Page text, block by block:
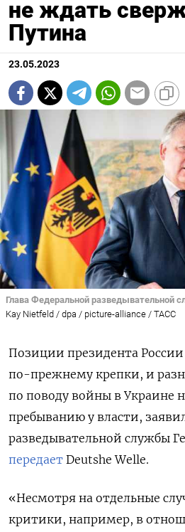
не ждать
Путина
23.05.2023
Глава Федеральной разведывательной
Kay Nietfeld / dpa / picture-alliance / ТАСС
Позиции президента
по-прежнему крепки, и
по поводу войны в Украине
пребыванию у власти,
разведывательной службы
передает Deutshe Welle.
«Несмотря на отдельные
критики, например, в